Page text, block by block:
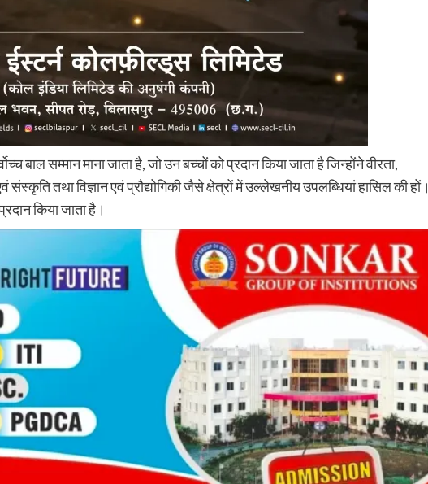
बाल सम्मान माना जाता है, जो उन बच्चों को प्रदान किया जाता है जिन्होंने वीरता,
तथा विज्ञान एवं प्रौद्योगिकी जैसे क्षेत्रों में उल्लेखनीय उपलब्धियां हासिल की हों।
किया जाता है।